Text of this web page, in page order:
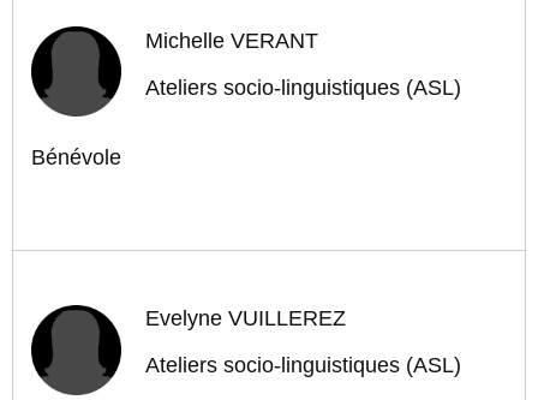
Michelle VERANT
Ateliers socio-linguistiques (ASL)
Bénévole
Evelyne VUILLEREZ
Ateliers socio-linguistiques (ASL)